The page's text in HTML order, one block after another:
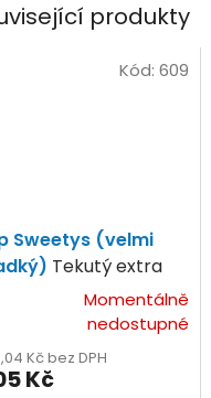
produkty
Sweetys (velmi
Tekutý extra
Momentálně
nedostupné
Kč bez DPH
Kč
Kód: 609